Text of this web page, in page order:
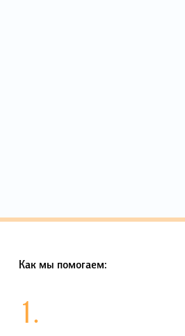
Как мы помогаем:
1.